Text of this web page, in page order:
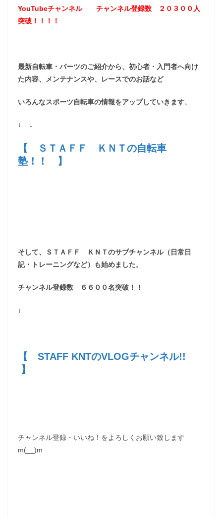
YouTubeチャンネル チャンネル登録数 ２０３ ００ 人
突破！！！！
最新自転車・パーツのご紹介から、初心者・入門者へ向け
た内容、メンテナンスや、レースでのお話など
いろんなスポーツ自転車の情報をアップしていきます。
↓ ↓
【 ＳＴＡＦＦ ＫＮＴの自転車
塾！！ 】
そして、ＳＴＡＦＦ ＫＮＴのサブチャンネル（日常日
記・トレーニングなど）も始めました。
チャンネル登録数 ６６００名突破！！
↓
【 STAFF KNTのVLOGチャンネル!!
】
チャンネル登録・いいね！をよろしくお願い致します
m(__)m